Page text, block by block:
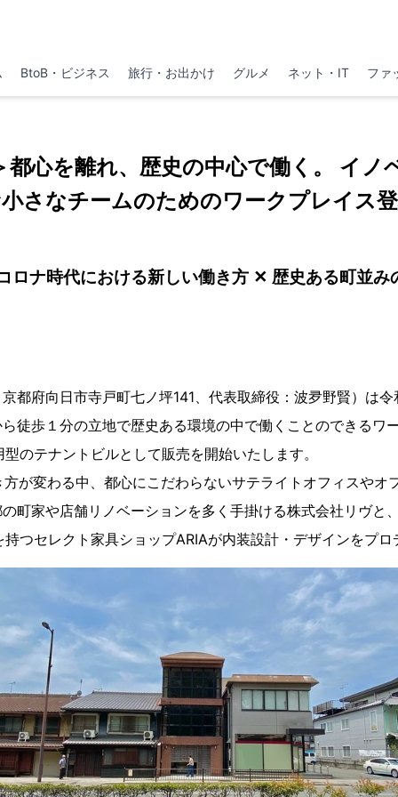
BtoB・ビジネス 旅行・お出かけ グルメ ネット・IT ファ
都心を離れ、歴史の中心で働く。 イノ
さなチームのためのワークプレイス
ロナ時代における新しい働き方 ✕ 歴史ある町並み
都府向日市寺戸町七ノ坪141、代表取締役：波夛野賢）は
徒歩１分の立地で歴史ある環境の中で働くことのできるワ
のテナントビルとして販売を開始いたします。
が変わる中、都心にこだわらないサテライトオフィスやオ
町家や店舗リノベーションを多く手掛ける株式会社リヴと
つセレクト家具ショップARIAが内装設計・デザインをプ